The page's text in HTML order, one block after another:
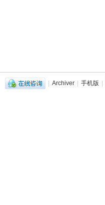
| Archiver | 手机版 |